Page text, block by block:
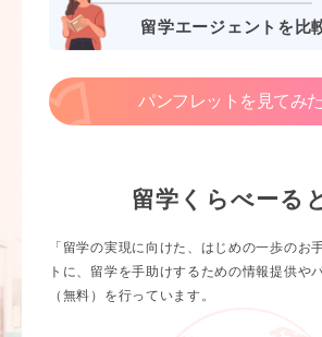
留学エージェントを比
パンフレットを見てみた
留学くらべーる
「留学の実現に向けた、はじめの一歩のお
トに、留学を手助けするための情報提供や
（無料）を行っています。